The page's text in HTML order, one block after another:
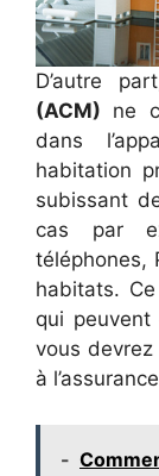
D’autre
(ACM) ne
dans
habitation
subissant
cas par
téléphones,
habitats.
qui
vous
à
-